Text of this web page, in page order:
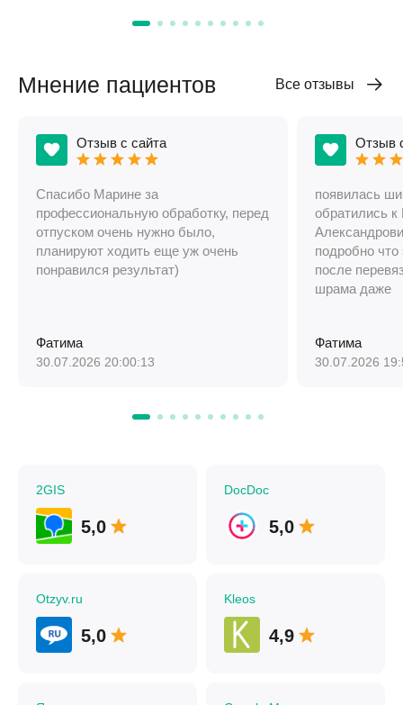
Мнение пациентов Все отзывы
Отзыв с сайта
Спасибо Марине за
профессиональную обработку, перед
отпуском очень нужно было,
планируют ходить еще уж очень
понравился результат)
Фатима
30.07.2026 20:00:13
Отзыв
появилась
обратились к
подробно что
после
шрама даже
Фатима
30.07.2026
2GIS
5,0
DocDoc
5,0
Otzyv.ru
5,0
Kleos
4,9